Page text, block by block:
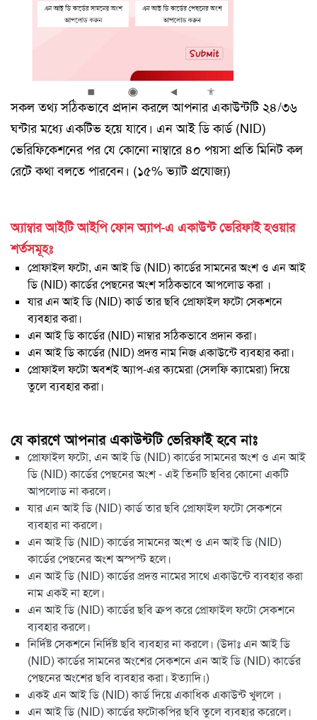
সকল তথ্য সঠিকভাবে প্রদান করলে আপনার একাউন্টটি ২৪/৩৬
ঘন্টার মধ্যে একটিভ হয়ে যাবে। এন আই ডি কার্ড (NID)
ভেরিফিকেশনের পর যে কোনো নাম্বারে ৪০ পয়সা প্রতি মিনিট কল
রেটে কথা বলতে পারবেন। (১৫% ভ্যাট প্রযোজ্য)
অ্যাম্বার আইটি আইপি ফোন অ্যাপ-এ একাউন্ট ভেরিফাই হওয়ার
শর্তসমূহঃ
প্রোফাইল ফটো, এন আই ডি (NID) কার্ডের সামনের অংশ ও এন আই
ডি (NID) কার্ডের পেছনের অংশ সঠিকভাবে আপলোড করা ।
যার এন আই ডি (NID) কার্ড তার ছবি প্রোফাইল ফটো সেকশনে
ব্যবহার করা।
এন আই ডি কার্ডের (NID) নাম্বার সঠিকভাবে প্রদান করা।
এন আই ডি কার্ডের (NID) প্রদত্ত নাম নিজ একাউন্টে ব্যবহার করা।
প্রোফাইল ফটো অবশই অ্যাপ-এর ক্যমেরা (সেলফি ক্যামেরা) দিয়ে
তুলে ব্যবহার করা।
যে কারণে আপনার একাউন্টটি ভেরিফাই হবে নাঃ
প্রোফাইল ফটো, এন আই ডি (NID) কার্ডের সামনের অংশ ও এন আই
ডি (NID) কার্ডের পেছনের অংশ - এই তিনটি ছবির কোনো একটি
আপলোড না করলে।
যার এন আই ডি (NID) কার্ড তার ছবি প্রোফাইল ফটো সেকশনে
ব্যবহার না করলে।
এন আই ডি (NID) কার্ডের সামনের অংশ ও এন আই ডি (NID)
কার্ডের পেছনের অংশ অস্পস্ট হলে।
এন আই ডি (NID) কার্ডের প্রদত্ত নামের সাথে একাউন্টে ব্যবহার করা
নাম একই না হলে।
এন আই ডি (NID) কার্ডের ছবি ক্রপ করে প্রোফাইল ফটো সেকশনে
ব্যবহার করলে।
নির্দিষ্ট সেকশনে নির্দিষ্ট ছবি ব্যবহার না করলে। (উদাঃ এন আই ডি
(NID) কার্ডের সামনের অংশের সেকশনে এন আই ডি (NID) কার্ডের
পেছনের অংশের ছবি ব্যবহার করা। ইত্যাদি।)
একই এন আই ডি (NID) কার্ড দিয়ে একাধিক একাউন্ট খুললে ।
এন আই ডি (NID) কার্ডের ফটোকপির ছবি তুলে ব্যবহার করেলে।